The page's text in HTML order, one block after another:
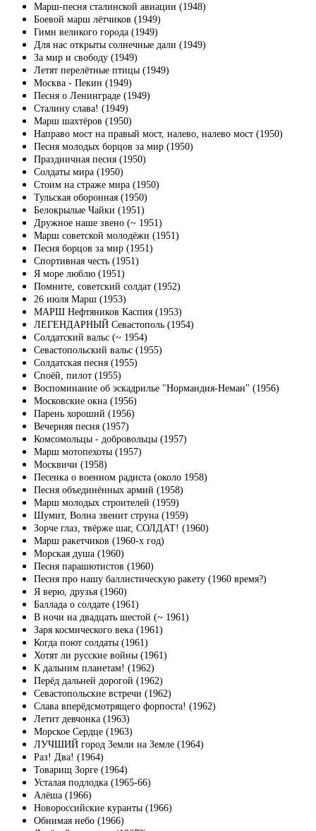
Марш-песня сталинской авиации (1948)
Боевой марш лётчиков (1949)
Гимн великого города (1949)
Для нас открыты солнечные дали (1949)
За мир и свободу (1949)
Летят перелётные птицы (1949)
Москва - Пекин (1949)
Песня о Ленинграде (1949)
Сталину слава! (1949)
Марш шахтёров (1950)
Направо мост на правый мост, налево, налево мост (1950)
Песня молодых борцов за мир (1950)
Праздничная песня (1950)
Солдаты мира (1950)
Стоим на страже мира (1950)
Тульская оборонная (1950)
Белокрылые Чайки (1951)
Дружное наше звено (~ 1951)
Марш советской молодёжи (1951)
Песня борцов за мир (1951)
Спортивная честь (1951)
Я море люблю (1951)
Помните, советский солдат (1952)
26 июля Марш (1953)
МАРШ Нефтяников Каспия (1953)
ЛЕГЕНДАРНЫЙ Севастополь (1954)
Солдатский вальс (~ 1954)
Севастопольский вальс (1955)
Солдатская песня (1955)
Споёй, пилот (1955)
Воспоминание об эскадрилье "Нормандия-Неман" (1956)
Московские окна (1956)
Парень хороший (1956)
Вечерняя песня (1957)
Комсомольцы - добровольцы (1957)
Марш мотопехоты (1957)
Москвичи (1958)
Песенка о военном радиста (около 1958)
Песня объединённых армий (1958)
Марш молодых строителей (1959)
Шумит, Волна звенит струна (1959)
Зорче глаз, твёрже шаг, СОЛДАТ! (1960)
Марш ракетчиков (1960-х год)
Морская душа (1960)
Песня парашютистов (1960)
Песня про нашу баллистическую ракету (1960 время?)
Я верю, друзья (1960)
Баллада о солдате (1961)
В ночи на двадцать шестой (~ 1961)
Заря космического века (1961)
Когда поют солдаты (1961)
Хотят ли русские войны (1961)
К дальним планетам! (1962)
Перёд дальней дорогой (1962)
Севастопольские встречи (1962)
Слава вперёдсмотрящего форпоста! (1962)
Летит девчонка (1963)
Морское Сердце (1963)
ЛУЧШИЙ город Земли на Земле (1964)
Раз! Два! (1964)
Товарищ Зорге (1964)
Усталая подлодка (1965-66)
Алёша (1966)
Новороссийские куранты (1966)
Обнимая небо (1966)